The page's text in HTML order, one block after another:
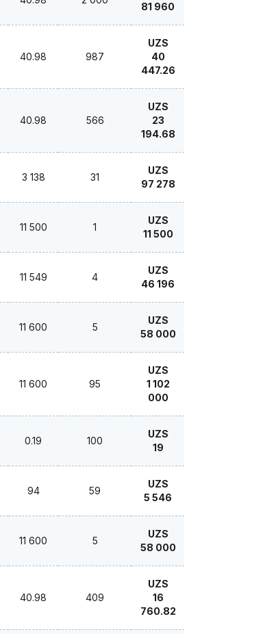
81 960
40.98 987
UZS
40
447.26
40.98 566
UZS
23
194.68
3 138 31
UZS
97 278
11 500 1
UZS
11 500
11 549 4
UZS
46 196
11 600 5
UZS
58 000
11 600 95
UZS
1 102
000
0.19 100
UZS
19
94 59
UZS
5 546
11 600 5
UZS
58 000
40.98 409
UZS
16
760.82